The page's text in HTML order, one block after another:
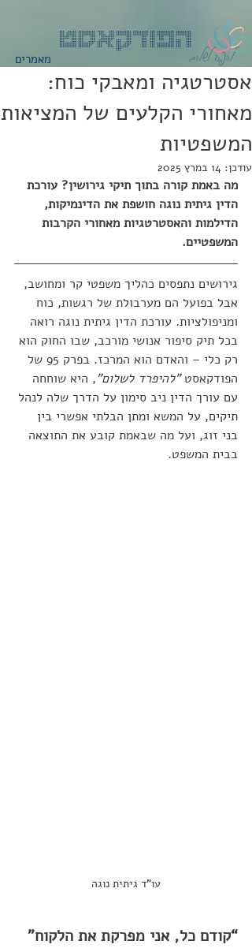
מאמרים
הפודקאסט
אסטרטגיה ומאבקי כוח:
מאחורי הקלעים של המציאות
המשפטיות
עודכן: 14 במרץ 2025
מה באמת קורה בתוך תיקי גירושין? עורכת
הדין גיתית נוגה חושפת את הדינמיקות,
הדילמות והאסטרטגיות מאחורי הקרבות
המשפטיים.
גירושים נתפסים כהליך משפטי קר ומחושב,
אבל בפועל הם מערבולת של רגשות, כוח
ומניפולציות. עורכת הדין גיתית נוגה רואה
בכל תיק סיפור אנושי מורכב, שבו החוק הוא
רק כלי – והאדם הוא המרכז. בפרק 95 של
הפודקאסט "להיפרד לשלום", היא שוחחה
עם עורך הדין ניב סימון על הדרך שלה לנהל
תיקים, על המשא ומתן הבלתי אפשרי בין
בני זוג, ועל מה שבאמת קובע את התוצאה
בבית המשפט.
עו"ד גיתית נוגה
“קודם כל, אני מפרקת את הלקוח”